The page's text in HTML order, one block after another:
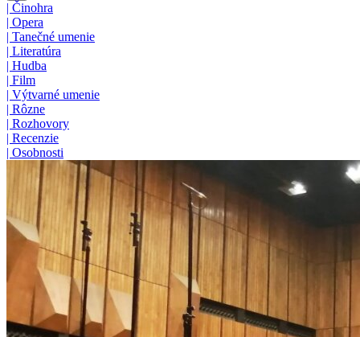
| Činohra
| Opera
| Tanečné umenie
| Literatúra
| Hudba
| Film
| Výtvarné umenie
| Rôzne
| Rozhovory
| Recenzie
| Osobnosti